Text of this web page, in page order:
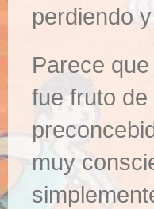
perdiendo
Parece
fue fruto
muy